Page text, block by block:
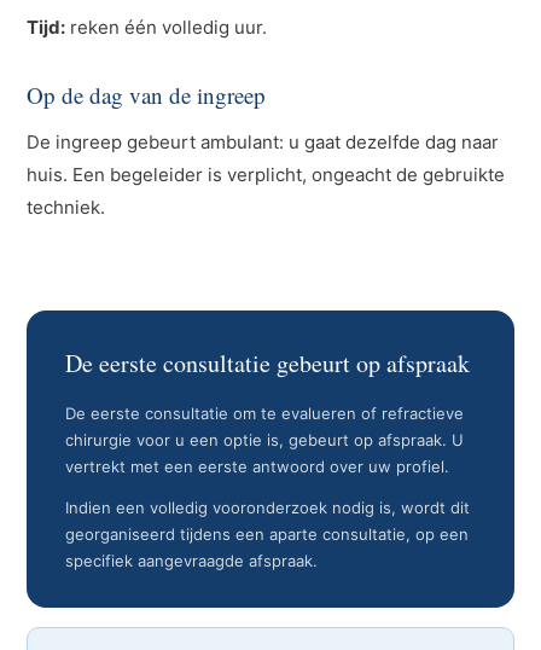
Tijd: reken één volledig uur.
Op de dag van de ingreep
De ingreep gebeurt ambulant: u gaat dezelfde dag naar
huis. Een begeleider is verplicht, ongeacht de gebruikte
techniek.
De eerste consultatie gebeurt op afspraak
De eerste consultatie om te evalueren of refractieve
chirurgie voor u een optie is, gebeurt op afspraak. U
vertrekt met een eerste antwoord over uw profiel.
Indien een volledig vooronderzoek nodig is, wordt dit
georganiseerd tijdens een aparte consultatie, op een
specifiek aangevraagde afspraak.